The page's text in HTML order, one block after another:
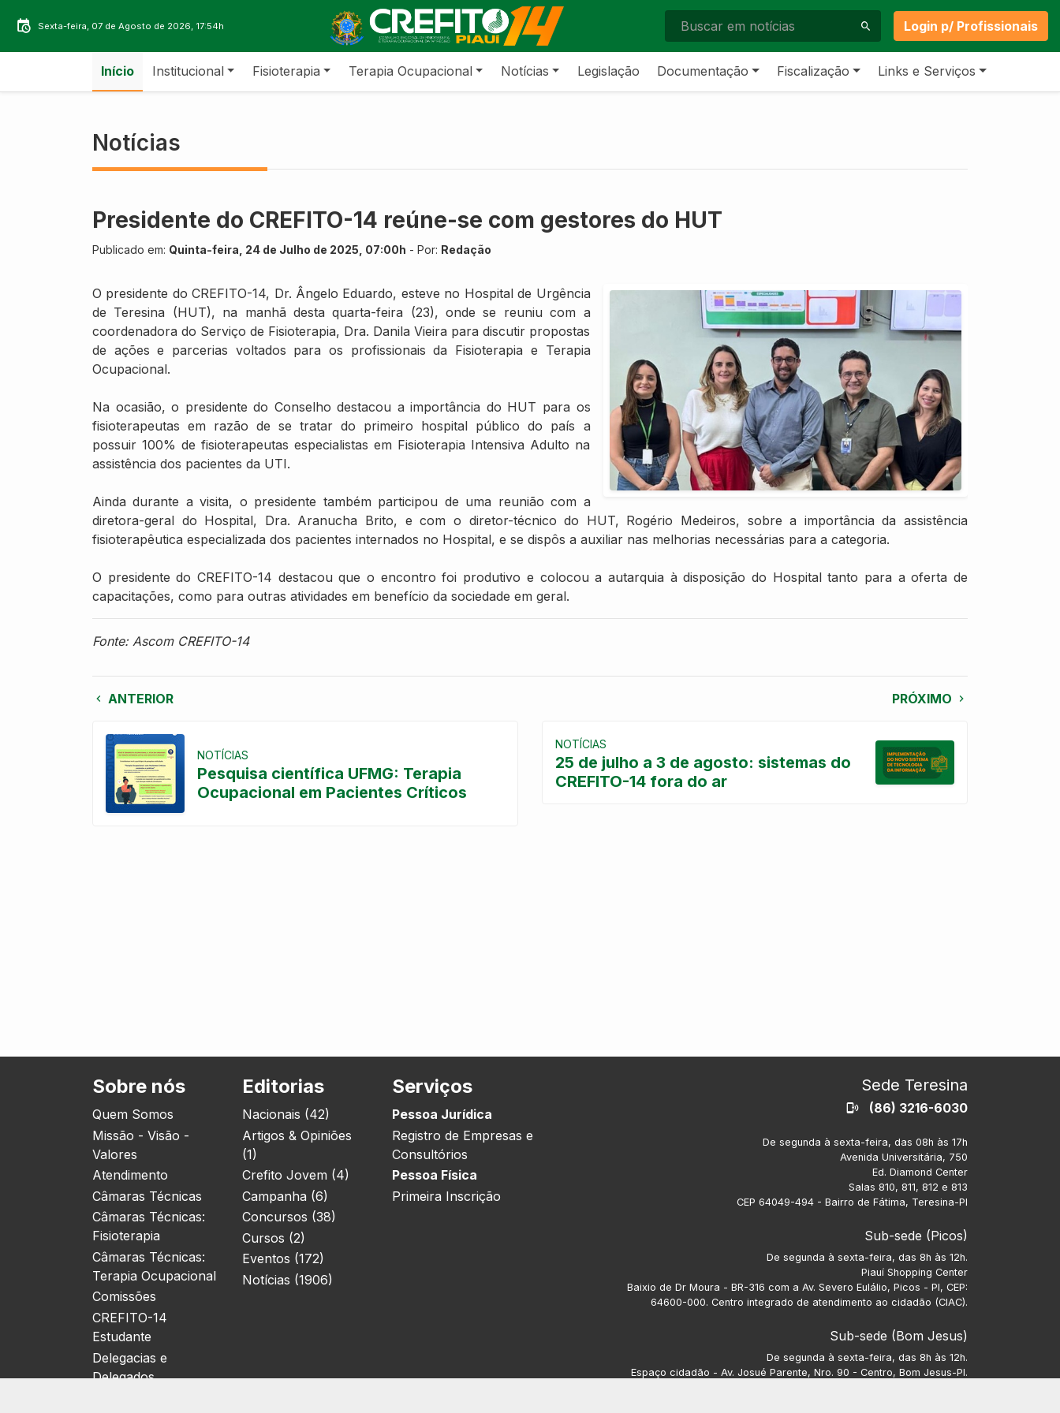
Sexta-feira, 07 de Agosto de 2026, 17:54h Login p/ Profissionais
Início Institucional Fisioterapia Terapia Ocupacional Notícias Legislação Documentação Fiscalização Links e Serviços
Notícias
Presidente do CREFITO-14 reúne-se com gestores do HUT
Publicado em: Quinta-feira, 24 de Julho de 2025, 07:00h - Por: Redação
O presidente do CREFITO-14, Dr. Ângelo Eduardo, esteve no Hospital de Urgência
de Teresina (HUT), na manhã desta quarta-feira (23), onde se reuniu com a
coordenadora do Serviço de Fisioterapia, Dra. Danila Vieira para discutir propostas
de ações e parcerias voltados para os profissionais da Fisioterapia e Terapia
Ocupacional.
Na ocasião, o presidente do Conselho destacou a importância do HUT para os
fisioterapeutas em razão de se tratar do primeiro hospital público do país a
possuir 100% de fisioterapeutas especialistas em Fisioterapia Intensiva Adulto na
assistência dos pacientes da UTI.
Ainda durante a visita, o presidente também participou de uma reunião com a
diretora-geral do Hospital, Dra. Aranucha Brito, e com o diretor-técnico do HUT, Rogério Medeiros, sobre a importância da assistência
fisioterapêutica especializada dos pacientes internados no Hospital, e se dispôs a auxiliar nas melhorias necessárias para a categoria.
O presidente do CREFITO-14 destacou que o encontro foi produtivo e colocou a autarquia à disposição do Hospital tanto para a oferta de
capacitações, como para outras atividades em benefício da sociedade em geral.
Fonte: Ascom CREFITO-14
ANTERIOR PRÓXIMO
NOTÍCIAS
Pesquisa científica UFMG: Terapia
Ocupacional em Pacientes Críticos
NOTÍCIAS
25 de julho a 3 de agosto: sistemas do
CREFITO-14 fora do ar
Sobre nós
Quem Somos
Missão - Visão -
Valores
Atendimento
Câmaras Técnicas
Câmaras Técnicas:
Fisioterapia
Câmaras Técnicas:
Terapia Ocupacional
Comissões
CREFITO-14
Estudante
Delegacias e
Delegados
Editorias
Nacionais (42)
Artigos & Opiniões
(1)
Crefito Jovem (4)
Campanha (6)
Concursos (38)
Cursos (2)
Eventos (172)
Notícias (1906)
Serviços
Pessoa Jurídica
Registro de Empresas e
Consultórios
Pessoa Física
Primeira Inscrição
Sede Teresina
(86) 3216-6030
De segunda à sexta-feira, das 08h às 17h
Avenida Universitária, 750
Ed. Diamond Center
Salas 810, 811, 812 e 813
CEP 64049-494 - Bairro de Fátima, Teresina-PI
Sub-sede (Picos)
De segunda à sexta-feira, das 8h às 12h.
Piauí Shopping Center
Baixio de Dr Moura - BR-316 com a Av. Severo Eulálio, Picos - PI, CEP:
64600-000. Centro integrado de atendimento ao cidadão (CIAC).
Sub-sede (Bom Jesus)
De segunda à sexta-feira, das 8h às 12h.
Espaço cidadão - Av. Josué Parente, Nro. 90 - Centro, Bom Jesus-PI.